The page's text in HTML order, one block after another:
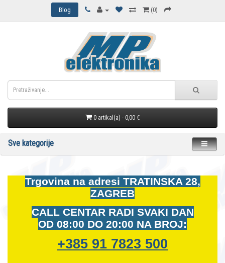
Blog (0)
0 artikal(a) - 0,00 €
Sve kategorije
Trgovina na adresi TRATINSKA 28,
ZAGREB
CALL CENTAR RADI SVAKI DAN
OD 08:00 DO 20:00 NA BROJ:
+385 91 7823 500